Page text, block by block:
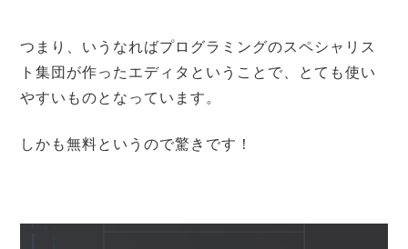
つまり、いうなればプログラミングのスペシャリス
ト集団が作ったエディタということで、とても使い
やすいものとなっています。
しかも無料というので驚きです！